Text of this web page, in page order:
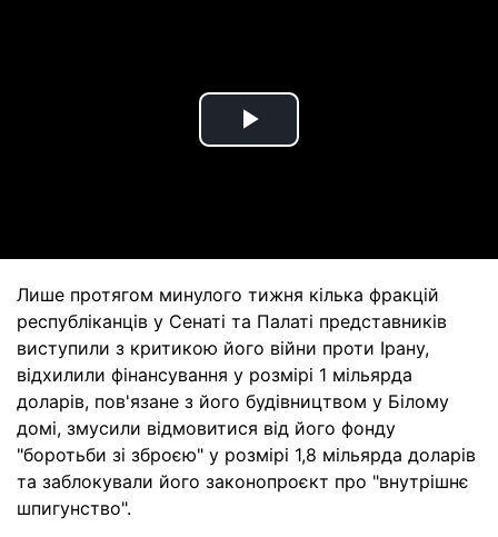
Play
Лише протягом минулого тижня кілька фракцій
республіканців у Сенаті та Палаті представників
виступили з критикою його війни проти Ірану,
відхилили фінансування у розмірі 1 мільярда
доларів, пов'язане з його будівництвом у Білому
домі, змусили відмовитися від його фонду
"боротьби зі зброєю" у розмірі 1,8 мільярда доларів
та заблокували його законопроєкт про "внутрішнє
шпигунство".